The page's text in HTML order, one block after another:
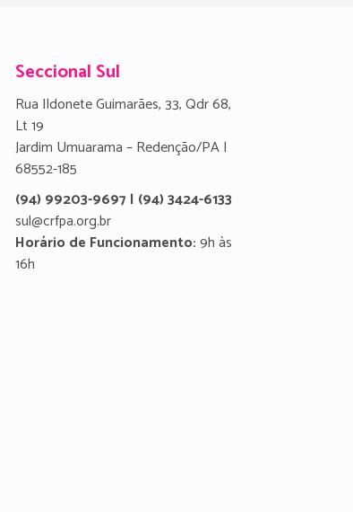
Seccional Sul
Rua Ildonete Guimarães, 33, Qdr 68,
Lt 19
Jardim Umuarama – Redenção/PA |
68552-185
(94) 99203-9697 | (94) 3424-6133
sul@crfpa.org.br
Horário de Funcionamento:9h às
16h